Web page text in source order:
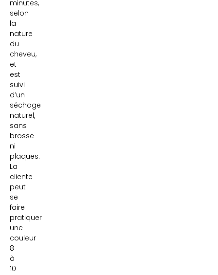
minutes,
selon
la
nature
du
cheveu,
et
est
suivi
d’un
séchage
naturel,
sans
brosse
ni
plaques.
La
cliente
peut
se
faire
pratiquer
une
couleur
8
à
10